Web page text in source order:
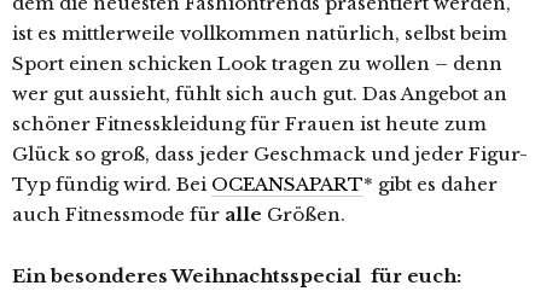
ist es mittlerweile vollkommen natürlich, selbst beim
Sport einen schicken Look tragen zu wollen – denn
wer gut aussieht, fühlt sich auch gut. Das Angebot an
schöner Fitnesskleidung für Frauen ist heute zum
Glück so groß, dass jeder Geschmack und jeder Figur-
Typ fündig wird. Bei OCEANSAPART* gibt es daher
auch Fitnessmode für alle Größen.
Ein besonderes Weihnachtsspecial für euch: